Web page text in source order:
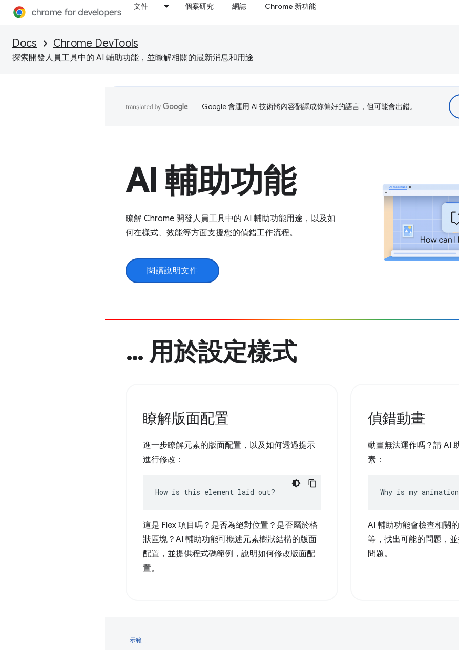
文件 個案研究 網誌 Chrome 新功能
Docs Chrome DevTools
探索開發人員工具中的 AI 輔助功能，並瞭解相關的最新消息和用途
Google 會運用 AI 技術將內容翻譯成你偏好的語言，但可能會出錯。
AI 輔助功能
瞭解 Chrome 開發人員工具中的 AI 輔助功能用途，以及如
何在樣式、效能等方面支援您的偵錯工作流程。
閱讀說明文件
… 用於設定樣式
瞭解版面配置
進一步瞭解元素的版面配置，以及如何透過提示
進行修改：
How is this element laid out?
這是 Flex 項目嗎？是否為絕對位置？是否屬於格
狀區塊？AI 輔助功能可概述元素樹狀結構的版面
配置，並提供程式碼範例，說明如何修改版面配
置。
偵錯動畫
動畫無法運作嗎？請 AI
素：
Why is my
AI 輔助功能會檢查相關
等，找出可能的問題，
問題。
示範